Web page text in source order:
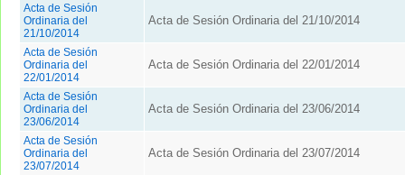
Acta de Sesión
Ordinaria del
21/10/2014
Acta de Sesión Ordinaria del 21/10/2014
Acta de Sesión
Ordinaria del
22/01/2014
Acta de Sesión Ordinaria del 22/01/2014
Acta de Sesión
Ordinaria del
23/06/2014
Acta de Sesión Ordinaria del 23/06/2014
Acta de Sesión
Ordinaria del
23/07/2014
Acta de Sesión Ordinaria del 23/07/2014